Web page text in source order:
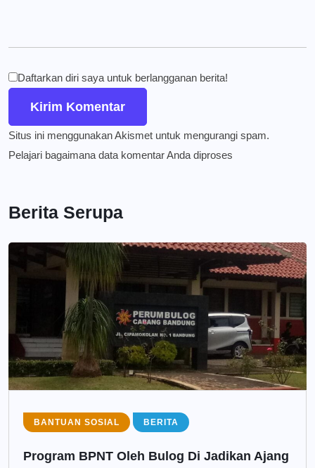
Daftarkan diri saya untuk berlangganan berita!
Situs ini menggunakan Akismet untuk mengurangi spam.
Pelajari bagaimana data komentar Anda diproses
Berita Serupa
BANTUAN SOSIAL BERITA
Program BPNT Oleh Bulog Di Jadikan Ajang